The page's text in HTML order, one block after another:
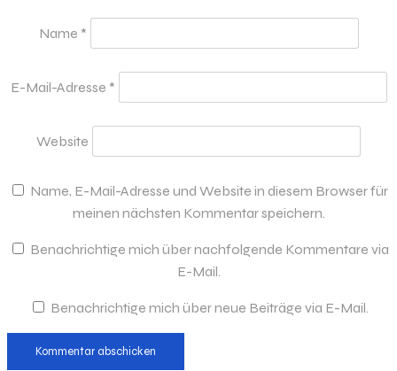
Name *
E-Mail-Adresse *
Website
Name, E-Mail-Adresse und Website in diesem Browser für
meinen nächsten Kommentar speichern.
Benachrichtige mich über nachfolgende Kommentare via
E-Mail.
Benachrichtige mich über neue Beiträge via E-Mail.